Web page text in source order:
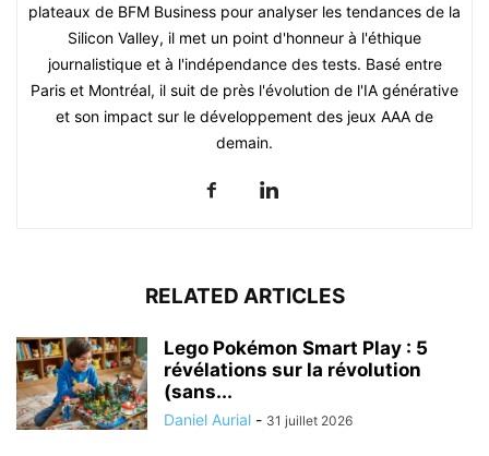
plateaux de BFM Business pour analyser les tendances de la
Silicon Valley, il met un point d'honneur à l'éthique
journalistique et à l'indépendance des tests. Basé entre
Paris et Montréal, il suit de près l'évolution de l'IA générative
et son impact sur le développement des jeux AAA de
demain.
RELATED ARTICLES
Lego Pokémon Smart Play : 5
révélations sur la révolution
(sans...
Daniel Aurial - 31 juillet 2026